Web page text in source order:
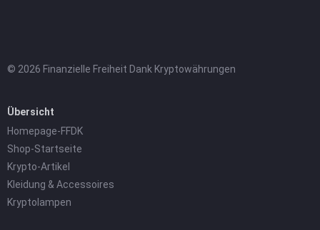
© 2026 Finanzielle Freiheit Dank Kryptowährungen
Übersicht
Homepage-FFDK
Shop-Startseite
Krypto-Artikel
Kleidung & Accessoires
Kryptolampen